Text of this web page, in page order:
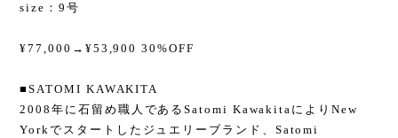
size：9号
¥77,000→¥53,900 30%OFF
■SATOMI KAWAKITA
2008年に石留め職人であるSatomi KawakitaによりNew
Yorkでスタートしたジュエリーブランド、Satomi